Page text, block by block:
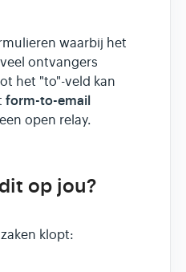
waarbij het
ontvangers
het "to"-veld kan
form-to-email
open relay.
op jou?
klopt: